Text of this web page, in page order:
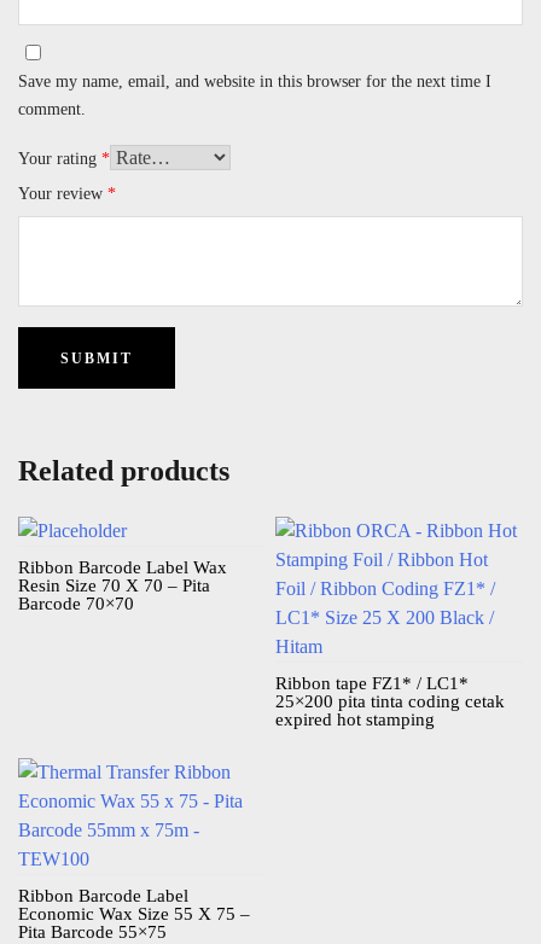
Save my name, email, and website in this browser for the next time I
comment.
Your rating *
Your review *
Related products
Ribbon Barcode Label Wax
Resin Size 70 X 70 – Pita
Barcode 70×70
Ribbon tape FZ1* / LC1*
25×200 pita tinta coding cetak
expired hot stamping
Ribbon Barcode Label
Economic Wax Size 55 X 75 –
Pita Barcode 55×75